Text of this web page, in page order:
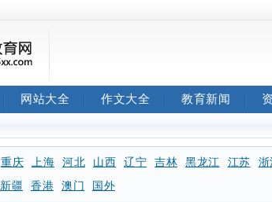
网站大全 作文大全 教育新闻
重庆 上海 河北 山西 辽宁 吉林 黑龙江 江苏 浙
新疆 香港 澳门 国外